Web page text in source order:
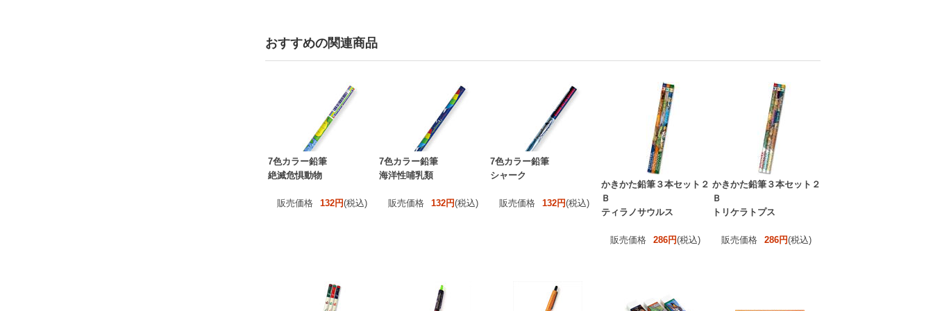
おすすめの関連商品
7色カラー鉛筆
絶滅危惧動物
販売価格 132円(税込)
7色カラー鉛筆
海洋性哺乳類
販売価格 132円(税込)
7色カラー鉛筆
シャーク
販売価格 132円(税込)
かきかた鉛筆３本セット２
Ｂ
ティラノサウルス
販売価格 286円(税込)
かきかた鉛筆３本セット２
Ｂ
トリケラトプス
販売価格 286円(税込)